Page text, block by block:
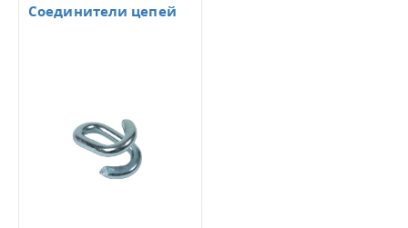
Соединители цепей